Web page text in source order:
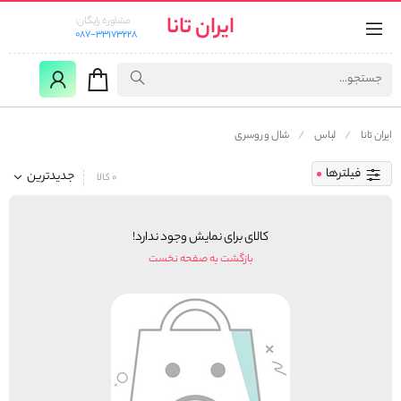
ایران تانا
مشاوره رایگان:
087-33173228
ایران تانا لباس شال و روسری
فیلترها جدیدترین 0 کالا
کالای برای نمایش وجود ندارد!
بازگشت به صفحه نخست